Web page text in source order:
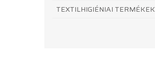
TEXTILHIGIÉNIAI TERMÉKEK